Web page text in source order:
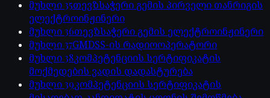
მუხლი35თევზსაჭერი გემის პირველი თანრიგის
ელექტროინჟინერი
მუხლი36თევზსაჭერი გემის ელექტროინჟინერი
მუხლი37GMDSS-ის რადიოოპერატორი
მუხლი38კომპეტენციის სერტიფიკატის
მოქმედების ვადის დადასტურება
მუხლი39კომპეტენციის სერტიფიკატის